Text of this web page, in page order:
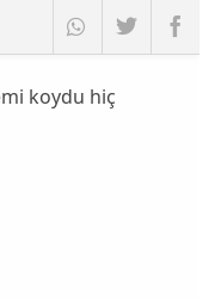
koydu hiç